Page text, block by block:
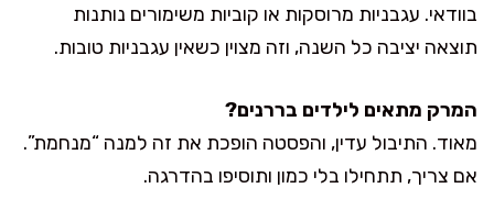
בוודאי. עגבניות מרוסקות או קוביות משימורים נותנות
תוצאה יציבה כל השנה, וזה מצוין כשאין עגבניות טובות.
המרק מתאים לילדים בררנים?
מאוד. התיבול עדין, והפסטה הופכת את זה למנה “מנחמת”.
אם צריך, תתחילו בלי כמון ותוסיפו בהדרגה.